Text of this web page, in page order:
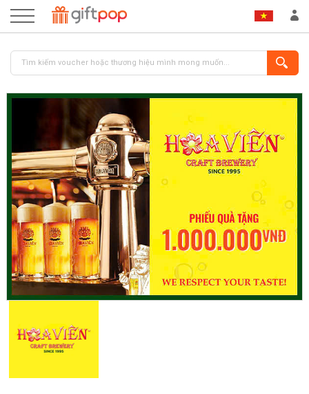
ĐĂNG NHẬP